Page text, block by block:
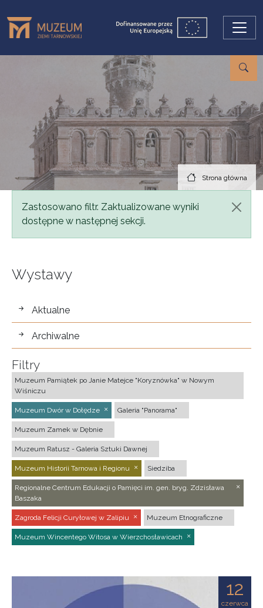
Strona główna
Komunikat
Zastosowano filtr. Zaktualizowane wyniki
dostępne w następnej sekcji.
Wystawy
wystawy
Aktualne
Archiwalne
Filtry
Muzeum Pamiątek po Janie Matejce "Koryznówka" w Nowym
Wiśniczu
Muzeum Dwór w Dołędze Galeria "Panorama"
Muzeum Zamek w Dębnie
Muzeum Ratusz - Galeria Sztuki Dawnej
Muzeum Historii Tarnowa i Regionu Siedziba
Regionalne Centrum Edukacji o Pamięci im. gen. bryg. Zdzisława
Baszaka
Zagroda Felicji Curyłowej w Zalipiu Muzeum Etnograficzne
Muzeum Wincentego Witosa w Wierzchosławicach
12
czerwca